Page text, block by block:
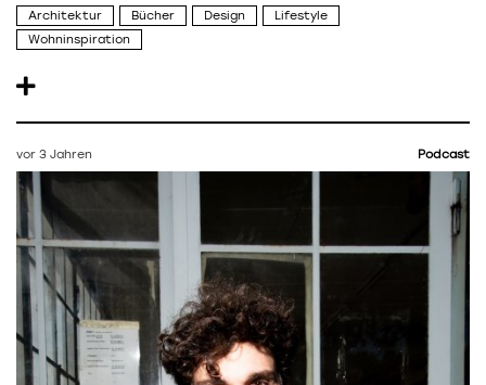
Architektur Bücher Design
Lifestyle
Wohninspiration
vor 3 Jahren Podcast